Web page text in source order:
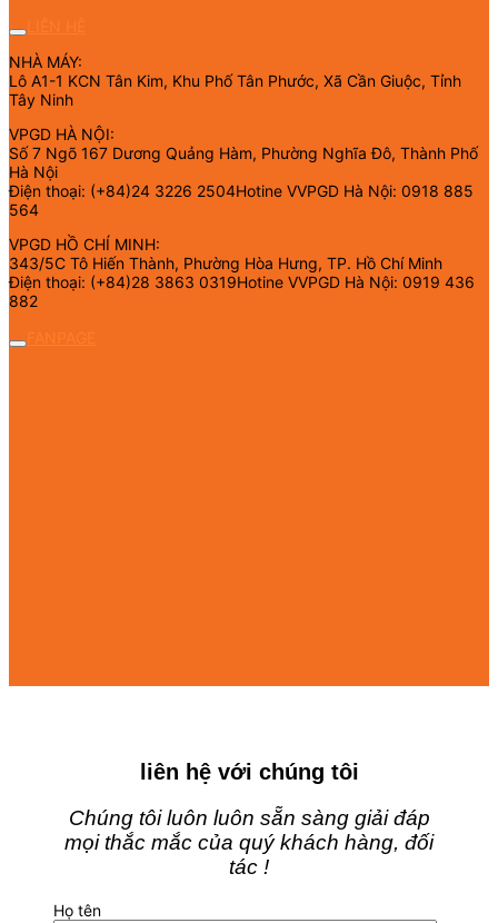
NHÀ MÁY:
Lô A1-1 KCN Tân Kim, Khu Phố Tân Phước, Xã Cần Giuộc, Tỉnh
Tây Ninh
VPGD HÀ NỘI:
Số 7 Ngõ 167 Dương Quảng Hàm, Phường Nghĩa Đô, Thành Phố
Hà Nội
Điện thoại: (+84)24 3226 2504Hotine VVPGD Hà Nội: 0918 885
564
VPGD HỒ CHÍ MINH:
343/5C Tô Hiến Thành, Phường Hòa Hưng, TP. Hồ Chí Minh
Điện thoại: (+84)28 3863 0319Hotine VVPGD Hà Nội: 0919 436
882
liên hệ với chúng tôi
Chúng tôi luôn luôn sẵn sàng giải đáp
mọi thắc mắc của quý khách hàng, đối
tác !
Họ tên